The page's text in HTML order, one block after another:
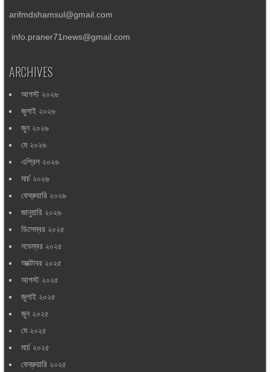
arifmdshamsul@gmail.com
info.praner71news@gmail.com
ARCHIVES
আগস্ট ২০২৬
জুলাই ২০২৬
জুন ২০২৬
মে ২০২৬
এপ্রিল ২০২৬
মার্চ ২০২৬
ফেব্রুয়ারি ২০২৬
জানুয়ারি ২০২৬
ডিসেম্বর ২০২৫
নভেম্বর ২০২৫
অক্টোবর ২০২৫
আগস্ট ২০২৫
জুলাই ২০২৫
জুন ২০২৫
মে ২০২৫
মার্চ ২০২৫
ফেব্রুয়ারি ২০২৫